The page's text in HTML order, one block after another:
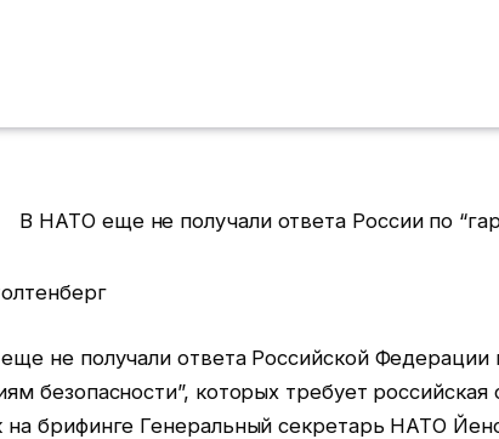
не получали ответа Российской Федерации
безопасности”, которых требует
на брифинге Генеральный секретарь НАТО